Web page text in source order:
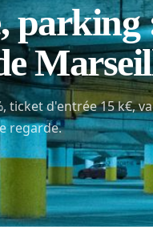
parking
ticket d'entrée 15 k€,
regarde.